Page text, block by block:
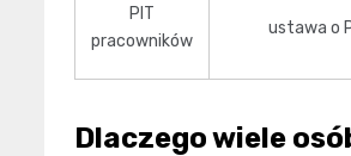
PIT
pracowników
ustawa o
Dlaczego wiele